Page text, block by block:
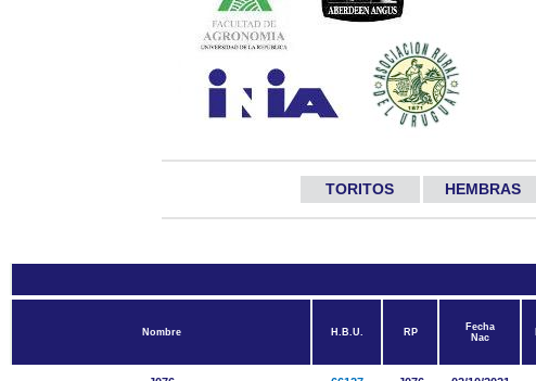
TORITOS HEMBRAS
Nombre H.B.U. RP
Fecha
Nac